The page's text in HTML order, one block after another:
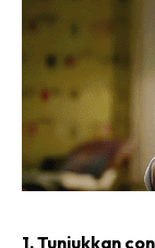
1. Tunjukkan